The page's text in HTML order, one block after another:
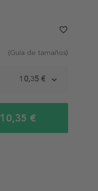
(Guía de tamaños)
10,35 €
10,35 €
favorite_border